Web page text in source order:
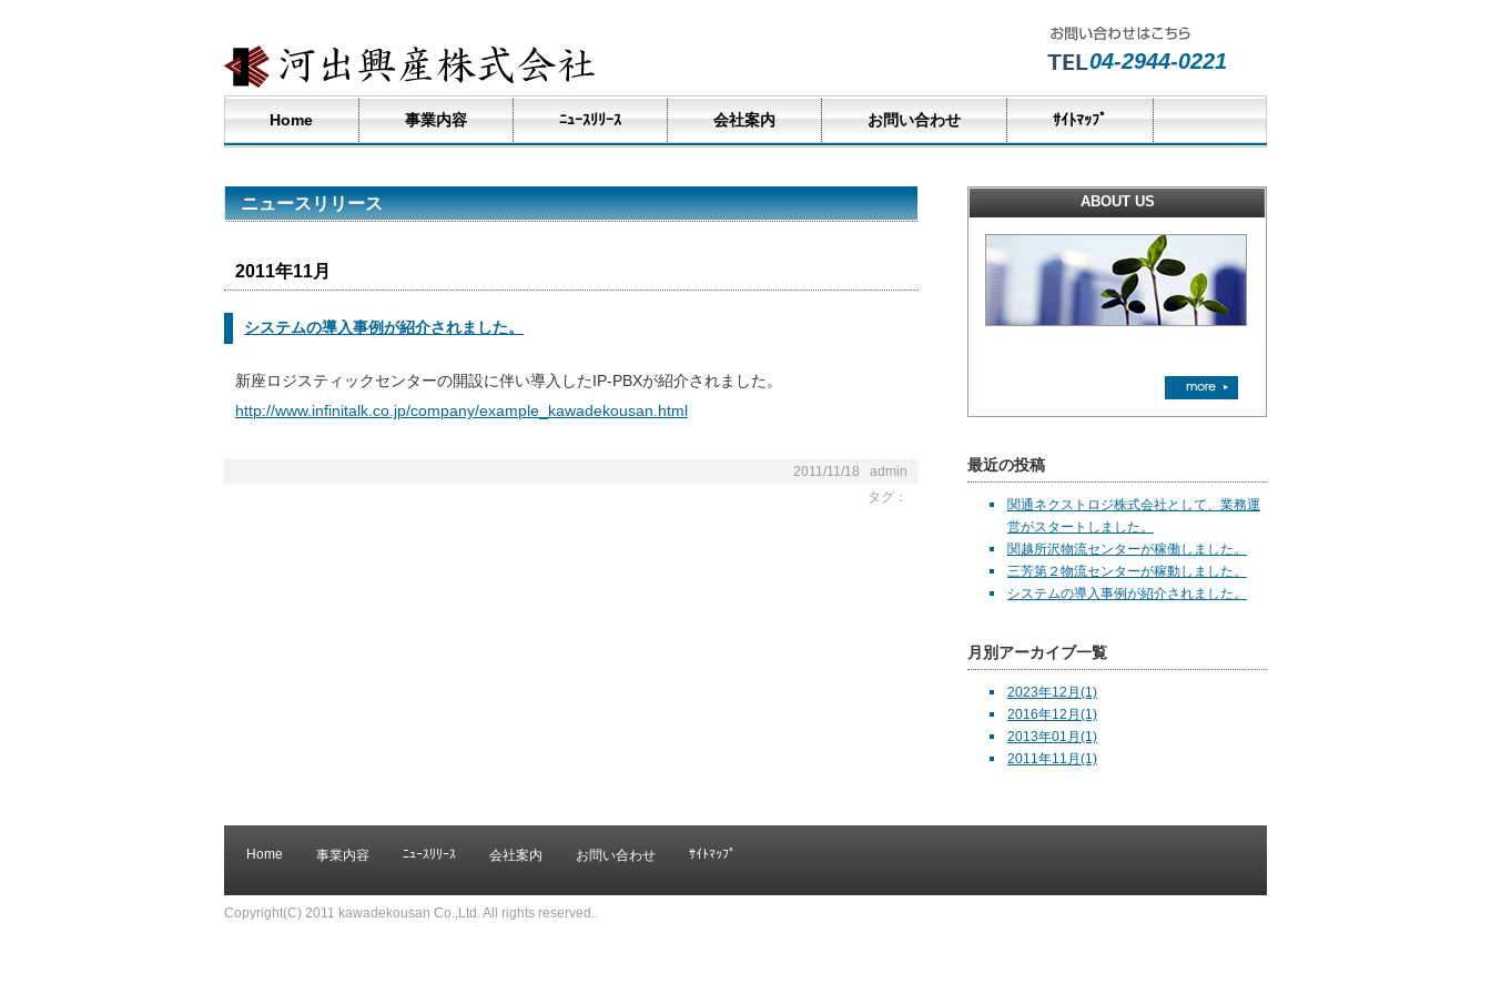
04-2944-0221
Home 事業内容 ﾆｭｰｽﾘﾘｰｽ 会社案内 お問い合わせ ｻｲﾄﾏｯﾌﾟ
ニュースリリース
2011年11月
システムの導入事例が紹介されました。
新座ロジスティックセンターの開設に伴い導入したIP-PBXが紹介されました。
http://www.infinitalk.co.jp/company/example_kawadekousan.html
2011/11/18 admin
タグ：
ABOUT US
最近の投稿
関通ネクストロジ株式会社として、業務運
営がスタートしました。
関越所沢物流センターが稼働しました。
三芳第２物流センターが稼動しました。
システムの導入事例が紹介されました。
月別アーカイブ一覧
2023年12月(1)
2016年12月(1)
2013年01月(1)
2011年11月(1)
Home 事業内容 ﾆｭｰｽﾘﾘｰｽ 会社案内 お問い合わせ ｻｲﾄﾏｯﾌﾟ
Copyright(C) 2011 kawadekousan Co.,Ltd. All rights reserved..